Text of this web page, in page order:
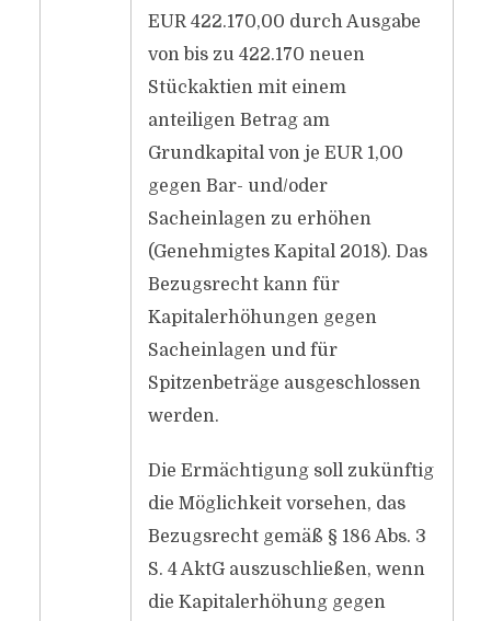
EUR 422.170,00 durch Ausgabe
von bis zu 422.170 neuen
Stückaktien mit einem
anteiligen Betrag am
Grundkapital von je EUR 1,00
gegen Bar- und/oder
Sacheinlagen zu erhöhen
(Genehmigtes Kapital 2018). Das
Bezugsrecht kann für
Kapitalerhöhungen gegen
Sacheinlagen und für
Spitzenbeträge ausgeschlossen
werden.
Die Ermächtigung soll zukünftig
die Möglichkeit vorsehen, das
Bezugsrecht gemäß § 186 Abs. 3
S. 4 AktG auszuschließen, wenn
die Kapitalerhöhung gegen